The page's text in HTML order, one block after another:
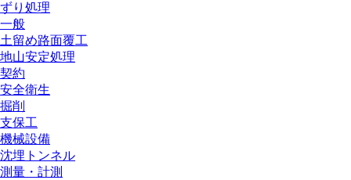
ずり処理
一般
土留め路面覆工
地山安定処理
契約
安全衛生
掘削
支保工
機械設備
沈埋トンネル
測量・計測